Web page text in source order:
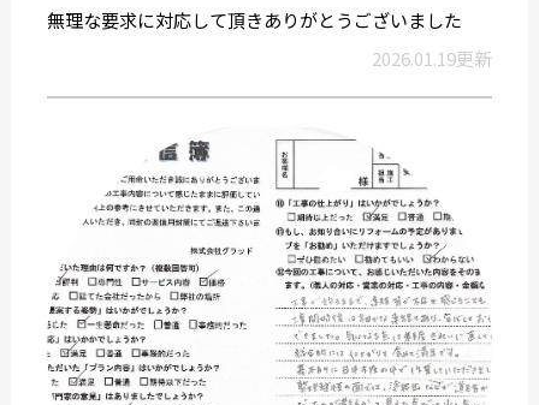
無理な要求に対応して頂きありがとうございました
2026.01.19更新